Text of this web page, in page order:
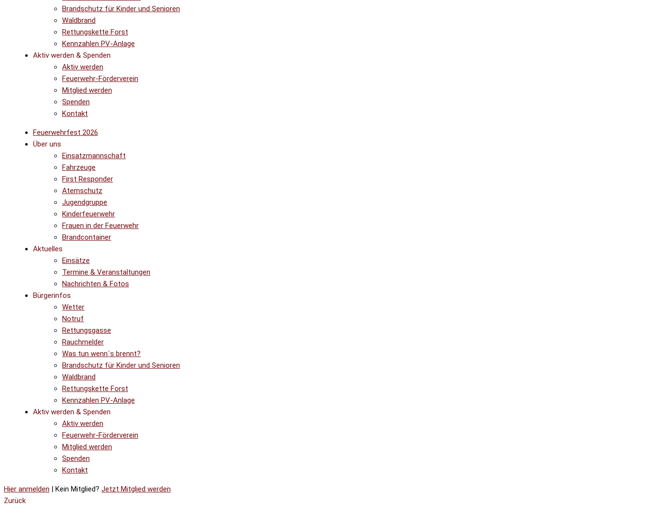
Brandschutz für Kinder und Senioren
Waldbrand
Rettungskette Forst
Kennzahlen PV-Anlage
Aktiv werden & Spenden
Aktiv werden
Feuerwehr-Förderverein
Mitglied werden
Spenden
Kontakt
Feuerwehrfest 2026
Über uns
Einsatzmannschaft
Fahrzeuge
First Responder
Atemschutz
Jugendgruppe
Kinderfeuerwehr
Frauen in der Feuerwehr
Brandcontainer
Aktuelles
Einsätze
Termine & Veranstaltungen
Nachrichten & Fotos
Bürgerinfos
Wetter
Notruf
Rettungsgasse
Rauchmelder
Was tun wenn´s brennt?
Brandschutz für Kinder und Senioren
Waldbrand
Rettungskette Forst
Kennzahlen PV-Anlage
Aktiv werden & Spenden
Aktiv werden
Feuerwehr-Förderverein
Mitglied werden
Spenden
Kontakt
Hier anmelden | Kein Mitglied? Jetzt Mitglied werden
Zurück